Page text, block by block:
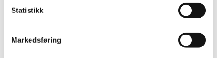
Statistikk
Markedsføring